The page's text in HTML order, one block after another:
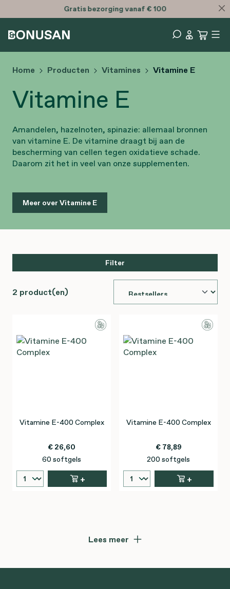
Gratisbezorging vanaf € 100
Home Producten Vitamines Vitamine E
Vitamine E
Amandelen, hazelnoten, spinazie: allemaal bronnen
van vitamine E. De vitamine draagt bij aan de
bescherming van cellen tegen oxidatieve schade.
Daarom zit het in veel van onze supplementen.
Meer over Vitamine E
Filter
2 product(en)
Vitamine E-400 Complex
€ 26,60
60 softgels
+
Vitamine E-400 Complex
€ 78,89
200 softgels
+
Lees meer